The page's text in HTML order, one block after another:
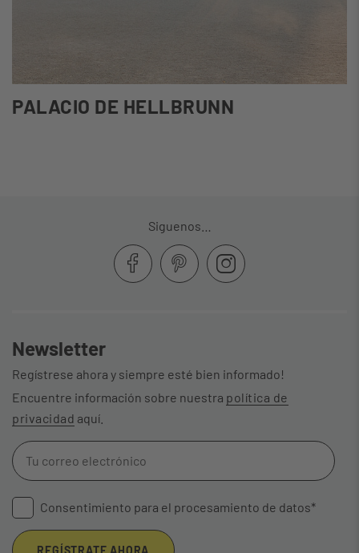
PALACIO DE HELLBRUNN
Siguenos…
Newsletter
Regístrese ahora y siempre esté bien informado!
Encuentre información sobre nuestra política de
privacidad aquí.
Consentimiento para el procesamiento de datos*
REGÍSTRATE AHORA